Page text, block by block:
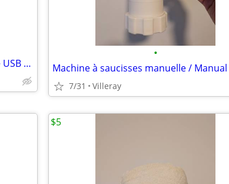
Kit Microphone USB avec base réglable USB Microphone Kit w Adjust Base
•
7/31 Villeray
$5